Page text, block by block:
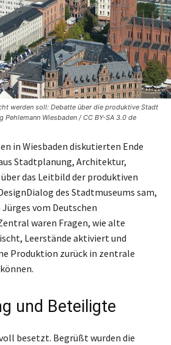
werden soll: Debatte über die produktive Stadt
Pehlemann Wiesbaden / CC BY-SA 3.0 de
in Wiesbaden diskutierten Ende
Stadtplanung, Architektur,
das Leitbild der produktiven
des Stadtmuseums sam,
vom Deutschen
waren Fragen, wie alte
Leerstände aktiviert und
Produktion zurück in zentrale
und Beteiligte
besetzt. Begrüßt wurden die